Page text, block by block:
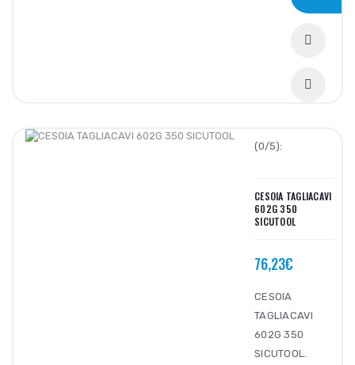
(0/5):
CESOIA TAGLIACAVI
602G 350
SICUTOOL
76,23€
CESOIA
TAGLIACAVI
602G 350
SICUTOOL.